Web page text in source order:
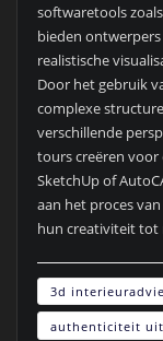
softwaretools
bieden
realistische
Door het gebruik
complexe
verschillende
tours creëren voor
SketchUp of
aan het proces
hun creativiteit tot
3d
authenticiteit